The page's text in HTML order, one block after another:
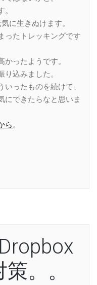
に生きぬけます。
ったトレッキングです
ったようです。
込みました。
ったものを続けて、
にできたらなと思いま
ら。
。。